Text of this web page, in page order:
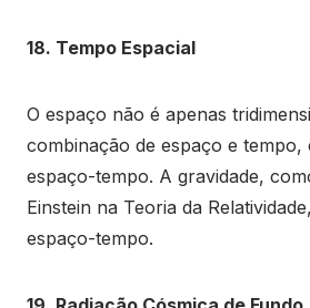
18. Tempo Espacial
O espaço não é apenas
combinação de espaço e tempo,
espaço-tempo. A gravidade,
Einstein na Teoria da
espaço-tempo.